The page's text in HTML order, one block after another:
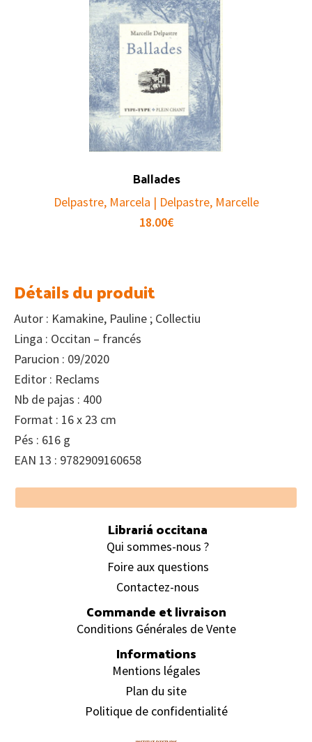
Ballades
Delpastre, Marcela | Delpastre, Marcelle
18.00€
Détails du produit
Autor : Kamakine, Pauline ; Collectiu
Linga : Occitan – francés
Parucion : 09/2020
Editor : Reclams
Nb de pajas : 400
Format : 16 x 23 cm
Pés : 616 g
EAN 13 : 9782909160658
Footer
Librariá occitana
Qui sommes-nous ?
Foire aux questions
Contactez-nous
Commande et livraison
Conditions Générales de Vente
Informations
Mentions légales
Plan du site
Politique de confidentialité